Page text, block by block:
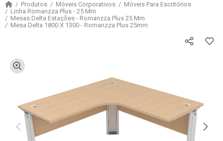
Produtos Móveis Corporativos
Móveis Para Escritórios
Linha Romanzza Plus - 25 Mm
Mesas Delta Estações - Romanzza Plus 25 Mm
Mesa Delta 1800 X 1300 - Romanzza Plus 25mm